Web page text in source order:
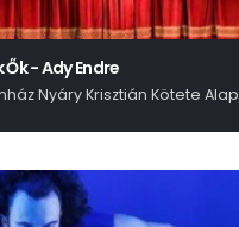
- Ady Endre
Nyáry Krisztián Kötete